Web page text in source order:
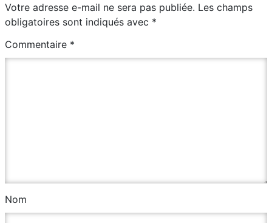
Votre adresse e-mail ne sera pas publiée. Les champs
obligatoires sont indiqués avec *
Commentaire *
Nom